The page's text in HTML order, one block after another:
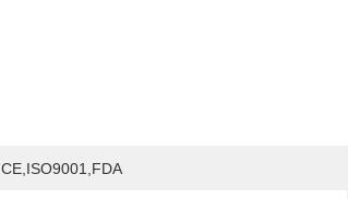
CE,ISO9001,FDA